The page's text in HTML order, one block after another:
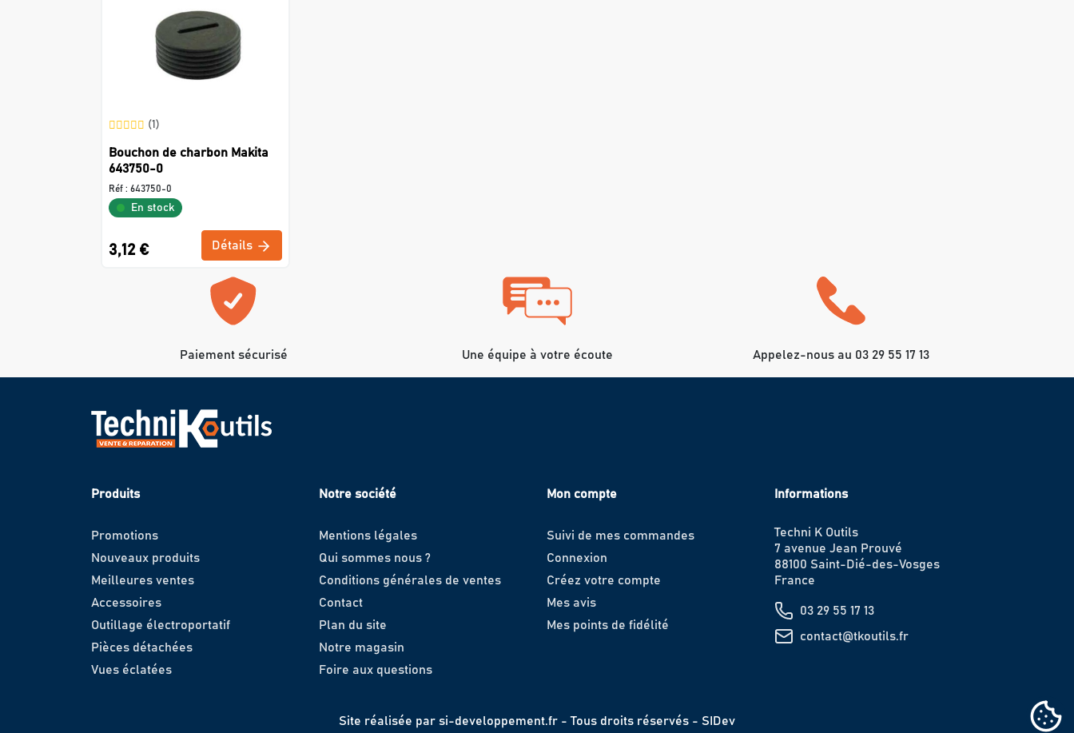
(1)
Bouchon de charbon Makita
643750-0
Réf : 643750-0
En stock
3,12 € Détails
Paiement sécurisé Une équipe à votre écoute Appelez-nous au 03 29 55 17 13
Produits
Promotions
Nouveaux produits
Meilleures ventes
Accessoires
Outillage électroportatif
Pièces détachées
Vues éclatées
Notre société
Mentions légales
Qui sommes nous ?
Conditions générales de ventes
Contact
Plan du site
Notre magasin
Foire aux questions
Mon compte
Suivi de mes commandes
Connexion
Créez votre compte
Mes avis
Mes points de fidélité
Informations
Techni K Outils
7 avenue Jean Prouvé
88100 Saint-Dié-des-Vosges
France
03 29 55 17 13
contact@tkoutils.fr
Site réalisée par si-developpement.fr - Tous droits réservés - SIDev